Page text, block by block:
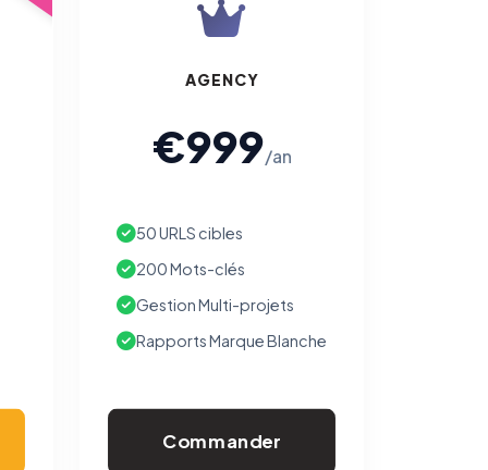
AGENCY
€999/an
50 URLS cibles
200 Mots-clés
Gestion Multi-projets
Rapports Marque Blanche
Commander